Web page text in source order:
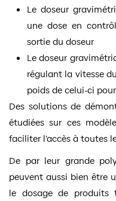
Le doseur
une dose en
sortie du doseur
Le doseur
régulant la vitesse
poids de celui-ci
Des solutions de
étudiées sur ces
faciliter l’accès à toutes
De par leur grande
peuvent aussi bien être
le dosage de